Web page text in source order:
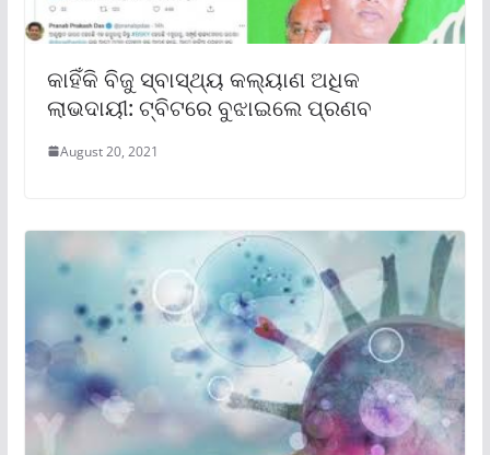
କାହିଁକି ବିଜୁ ସ୍ବାସ୍ଥ୍ୟ କଲ୍ୟାଣ ଅଧିକ
ଲାଭଦାୟୀ: ଟ୍ବିଟରେ ବୁଝାଇଲେ ପ୍ରଣବ
August 20, 2021